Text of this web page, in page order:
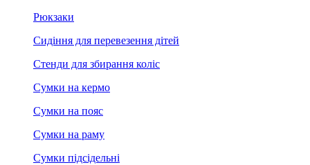
Рюкзаки
Сидіння для перевезення дітей
Стенди для збирання коліс
Сумки на кермо
Сумки на пояс
Сумки на раму
Сумки підсідельні